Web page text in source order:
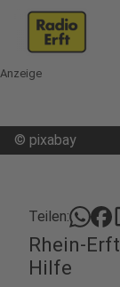
Anzeige
© pixabay
Teilen:
Rhein-
Hilfe